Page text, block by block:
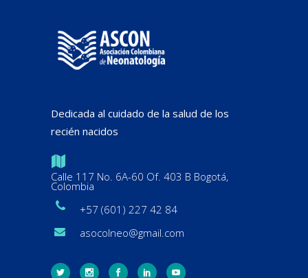
Dedicada al cuidado de la salud de los
recién nacidos
Calle 117 No. 6A-60 Of. 403 B Bogotá,
Colombia
+57 (601) 227 42 84
asocolneo@gmail.com